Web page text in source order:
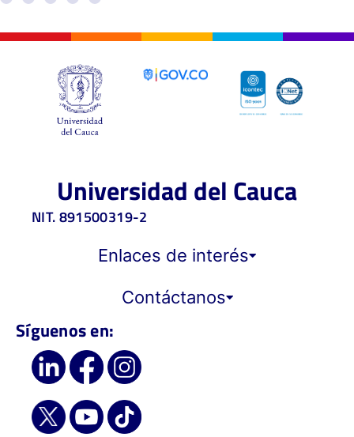
Universidad del Cauca
NIT. 891500319-2
Enlaces de interés
Contáctanos
Síguenos en: